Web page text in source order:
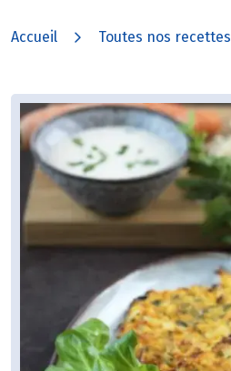
Accueil Toutes nos recettes